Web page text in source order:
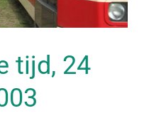
tijd, 24